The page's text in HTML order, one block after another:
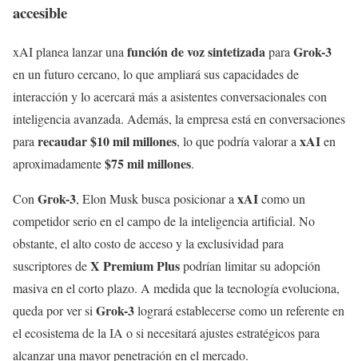
accesible
xAI planea lanzar una función de voz sintetizada para Grok-3
en un futuro cercano, lo que ampliará sus capacidades de
interacción y lo acercará más a asistentes conversacionales con
inteligencia avanzada. Además, la empresa está en conversaciones
para recaudar $10 mil millones, lo que podría valorar a xAIen
aproximadamente$75 mil millones.
Con Grok-3, Elon Musk busca posicionar a xAIcomo un
competidor serio en el campo de la inteligencia artificial. No
obstante, el alto costo de acceso y la exclusividad para
suscriptores deX Premium Pluspodrían limitar su adopción
masiva en el corto plazo. A medida que la tecnología evoluciona,
queda por ver si Grok-3logrará establecerse como un referente en
el ecosistema de la IA o si necesitará ajustes estratégicos para
alcanzar una mayor penetración en el mercado.